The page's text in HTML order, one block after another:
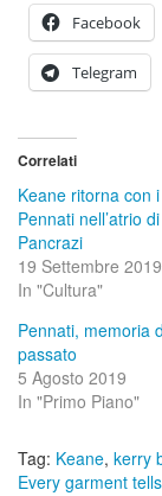
Facebook
Telegram
Correlati
Keane ritorna con
Pennati nell’atrio
Pancrazi
19 Settembre 2019
In "Cultura"
Pennati, memoria
passato
5 Agosto 2019
In "Primo Piano"
Tag: Keane, kerry
Every garment